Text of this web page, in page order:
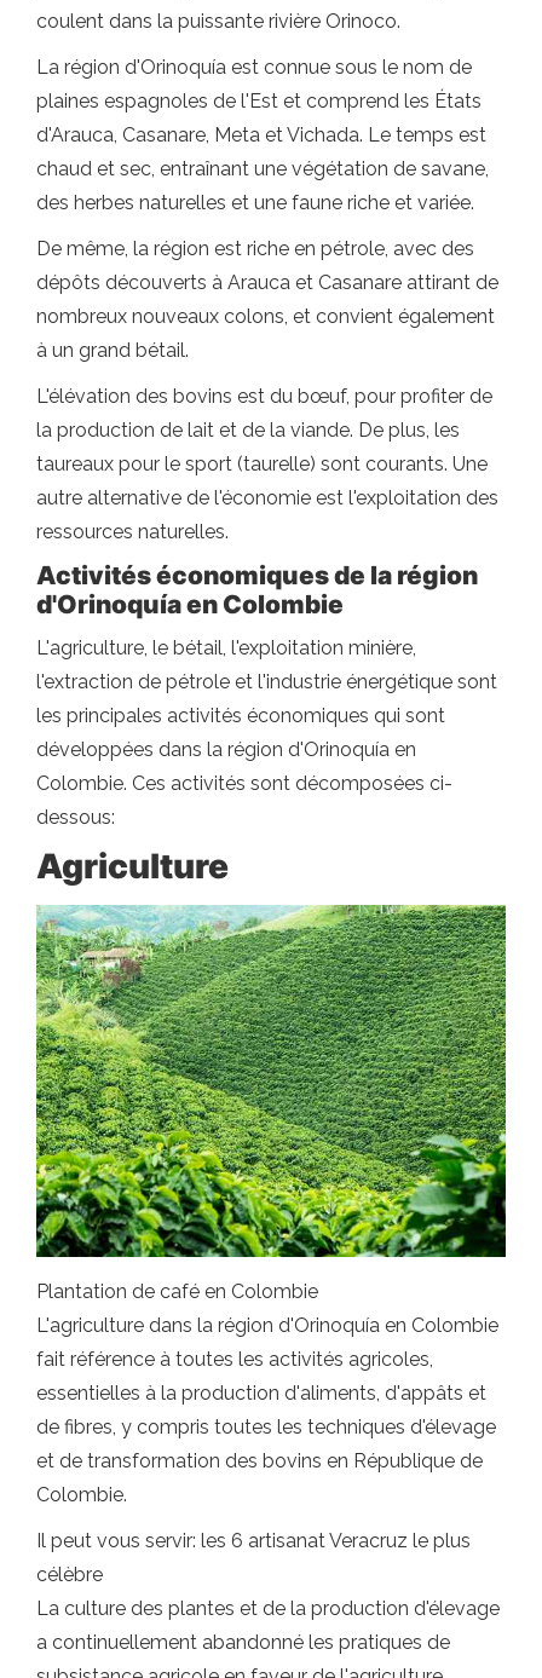
coulent dans la puissante rivière Orinoco.
La région d'Orinoquía est connue sous le nom de
plaines espagnoles de l'Est et comprend les États
d'Arauca, Casanare, Meta et Vichada. Le temps est
chaud et sec, entraînant une végétation de savane,
des herbes naturelles et une faune riche et variée.
De même, la région est riche en pétrole, avec des
dépôts découverts à Arauca et Casanare attirant de
nombreux nouveaux colons, et convient également
à un grand bétail.
L'élévation des bovins est du bœuf, pour profiter de
la production de lait et de la viande. De plus, les
taureaux pour le sport (taurelle) sont courants. Une
autre alternative de l'économie est l'exploitation des
ressources naturelles.
Activités économiques de la région
d'Orinoquía en Colombie
L'agriculture, le bétail, l'exploitation minière,
l'extraction de pétrole et l'industrie énergétique sont
les principales activités économiques qui sont
développées dans la région d'Orinoquía en
Colombie. Ces activités sont décomposées ci-
dessous:
Agriculture
Plantation de café en Colombie
L'agriculture dans la région d'Orinoquía en Colombie
fait référence à toutes les activités agricoles,
essentielles à la production d'aliments, d'appâts et
de fibres, y compris toutes les techniques d'élevage
et de transformation des bovins en République de
Colombie.
Il peut vous servir: les 6 artisanat Veracruz le plus
célèbre
La culture des plantes et de la production d'élevage
a continuellement abandonné les pratiques de